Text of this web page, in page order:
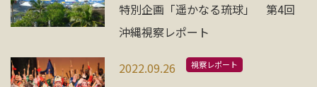
特別企画「遥かなる琉球」 第4回
沖縄視察レポート
2022.09.26 視察レポート